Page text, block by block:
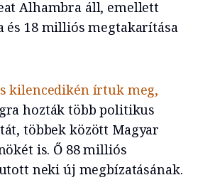
Alhambra áll, emellett
és 18 milliós megtakarítása
kilencedikén írtuk meg,
hozták több politikus
többek között Magyar
is. Ő 88 milliós
neki új megbízatásának.